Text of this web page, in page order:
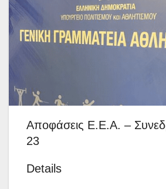
Αποφάσεις Ε.Ε.Α. –
23
Details